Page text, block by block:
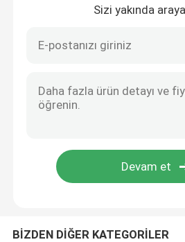
Sizi yakında
BİZDEN DİĞER KATEGORİLER